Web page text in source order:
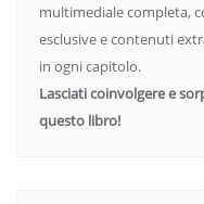
multimediale completa,
esclusive e contenuti
in ogni capitolo.
Lasciati coinvolgere e
questo libro!